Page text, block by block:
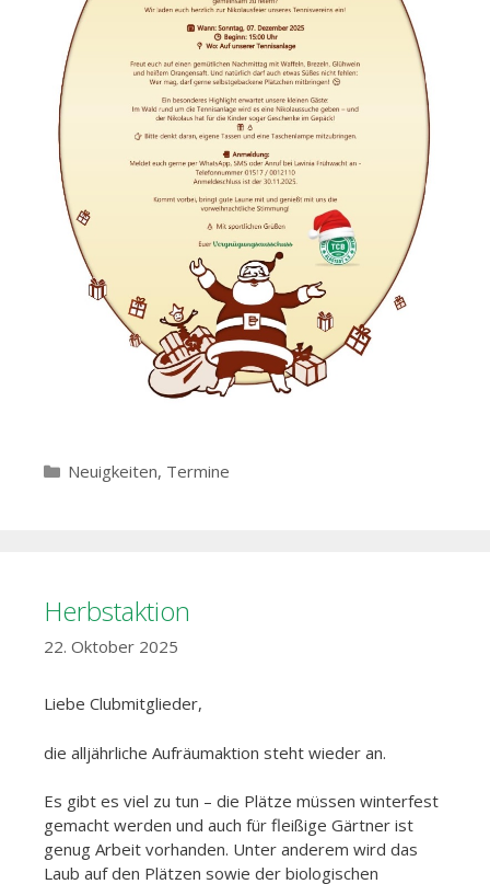
Kategorien
Neuigkeiten, Termine
Herbstaktion
22. Oktober 2025
Liebe Clubmitglieder,
die alljährliche Aufräumaktion steht wieder an.
Es gibt es viel zu tun – die Plätze müssen winterfest
gemacht werden und auch für fleißige Gärtner ist
genug Arbeit vorhanden. Unter anderem wird das
Laub auf den Plätzen sowie der biologischen